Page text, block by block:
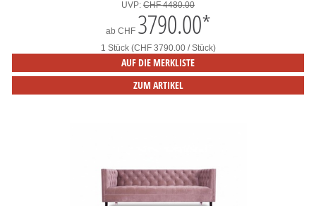
UVP: CHF 4480.00
ab CHF 3790.00*
1 Stück (CHF 3790.00 / Stück)
AUF DIE MERKLISTE
ZUM ARTIKEL